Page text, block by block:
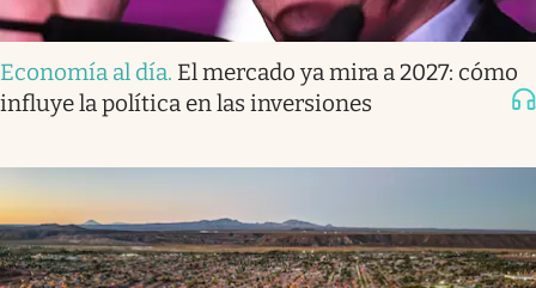
Economía al día. El mercado ya mira a 2027: cómo
influye la política en las inversiones